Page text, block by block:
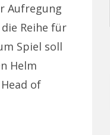
Aufregung
Reihe für
Spiel soll
Helm
of